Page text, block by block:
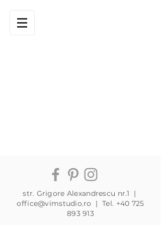
str. Grigore Alexandrescu nr.1 |
office@vimstudio.ro | Tel. +40 725
893 913